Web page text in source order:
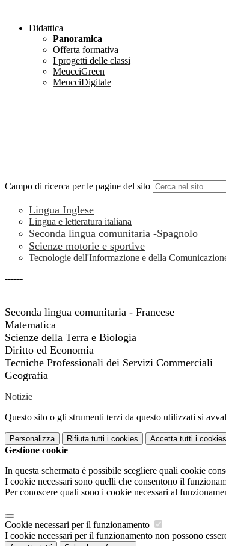
Didattica
Panoramica
Offerta formativa
I progetti delle classi
MeucciGreen
MeucciDigitale
Campo di ricerca per le pagine del sito
Lingua Inglese
Lingua e letteratura italiana
Seconda lingua comunitaria -Spagnolo
Scienze motorie e sportive
Tecnologie dell'Informazione e della
------
Seconda lingua comunitaria - Francese
Matematica
Scienze della Terra e Biologia
Diritto ed Economia
Tecniche Professionali dei Servizi Commerciali
Geografia
Notizie
Questo sito o gli strumenti terzi da questo utilizzati si
Personalizza Rifiuta tutti i cookies Accetta tutti i cookies
Gestione cookie
In questa schermata è possibile scegliere quali cookie
I cookie necessari sono quelli che consentono il
Per conoscere quali sono i cookie necessari al
Cookie necessari per il funzionamento
I cookie necessari per il funzionamento non possono